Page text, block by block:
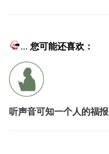
... 您可能还喜欢：
听声音可知一个人的福报